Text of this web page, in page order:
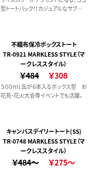
型トートバック！！カジュアルなサブバッ
不織布保冷ボックストート
TR-0921 MARKLESS STYLE（マ
ークレススタイル）
￥484 ￥308
５００ｍｌ缶が６本入るボックス型 お
花見・花火大会等イベントでも活躍。
キャンバスデイリートート(SS)
TR-0748 MARKLESS STYLE（マ
ークレススタイル）
￥484～ ￥275～